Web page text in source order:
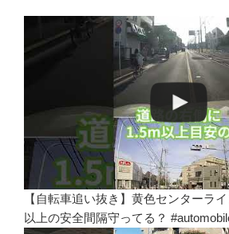
【自転車追い抜き】黄色センターラ
以上の安全間隔守ってる？